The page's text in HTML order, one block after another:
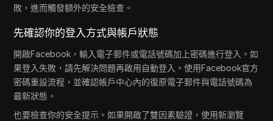
敗，進而觸發額外的安全檢查。
先確認你的登入方式與帳戶狀態
開啟Facebook，輸入電子郵件或電話號碼加上密碼進行登入。如
果登入失敗，請先解決問題再啟用自動登入。使用Facebook官方
密碼重設流程，並確認帳戶中心內的復原電子郵件與電話號碼為
最新狀態。
也要檢查你的安全提示。如果開啟了雙因素驗證，使用新瀏覽